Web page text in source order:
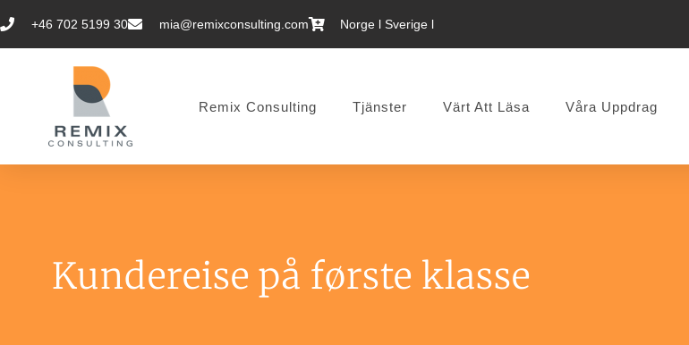
+46 702 5199 30 mia@remixconsulting.com Norge l Sverige l
Remix Consulting Tjänster Värt Att Läsa Våra Uppdrag
Kundereise på første klasse